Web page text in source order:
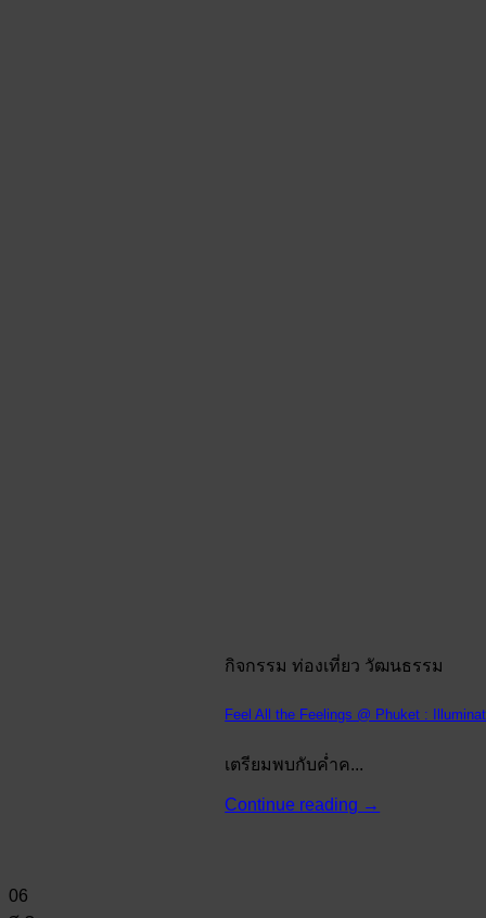
กิจกรรม ท่องเที่ยว วัฒนธรรม
Feel All the Feelings @ Phuket :
เตรียมพบกับค่ำค...
Continue reading →
06